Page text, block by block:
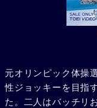
元オリンピック体操
性ジョッキーを目指
た。二人はバッチリ